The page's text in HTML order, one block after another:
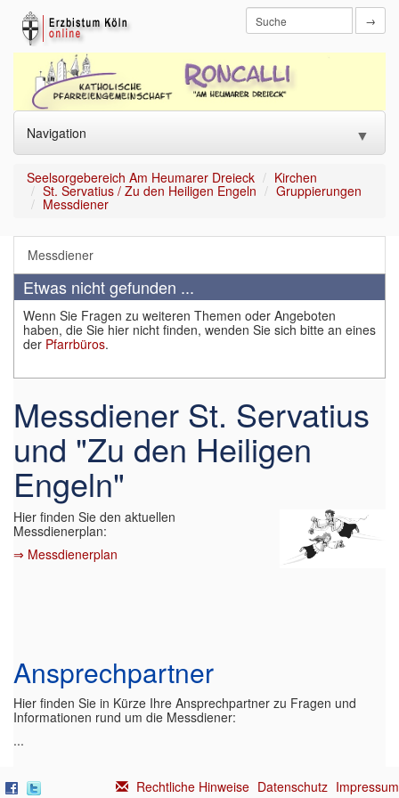
→
Navigation ▼
Home
Aktuelles
"Roncalli aktuell"
Angebote
Glauben leben ▼
Gemeinde
Kirchen
Kontakt
Links
Seelsorgebereich Am Heumarer Dreieck Kirchen
St. Servatius / Zu den Heiligen Engeln Gruppierungen
Messdiener
Messdiener
Etwas nicht gefunden ...
Wenn Sie Fragen zu weiteren Themen oder Angeboten
haben, die Sie hier nicht finden, wenden Sie sich bitte an eines
der Pfarrbüros.
Messdiener St. Servatius
und "Zu den Heiligen
Engeln"
Hier finden Sie den aktuellen
Messdienerplan:
⇒ Messdienerplan
Ansprechpartner
Hier finden Sie in Kürze Ihre Ansprechpartner zu Fragen und
Informationen rund um die Messdiener:
...
Rechtliche Hinweise Datenschutz Impressum